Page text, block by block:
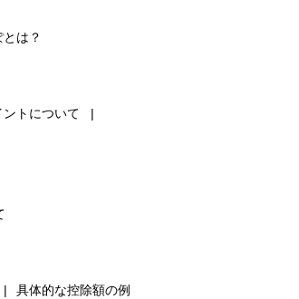
は？
ントについて
具体的な控除額の例